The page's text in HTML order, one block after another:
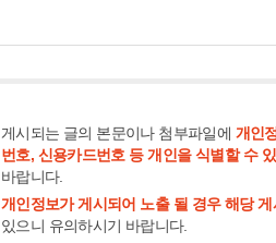
게시되는 글의 본문이나 첨부파일에 개인
번호, 신용카드번호 등 개인을 식별할 수
바랍니다.
개인정보가 게시되어 노출 될 경우 해당
있으니 유의하시기 바랍니다.